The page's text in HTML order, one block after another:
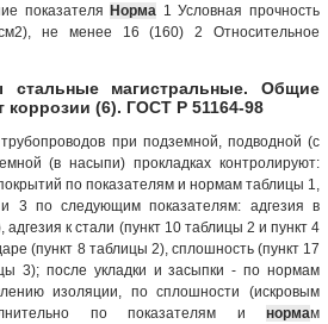
показателяНорма 1 Условная прочность
не менее 16 (160) 2 Относительное
стальные магистральные. Общие
коррозии (6). ГОСТ Р 51164-98
при подземной, подводной (с
(в насыпи) прокладках контролируют:
по показателям и нормам таблицы 1,
3 по следующим показателям: адгезия в
к стали (пункт 10 таблицы 2 и пункт 4
(пункт 8 таблицы 2), сплошность (пункт 17
3); после укладки и засыпки - по нормам
изоляции, по сплошности (искровым
по показателям и нормам